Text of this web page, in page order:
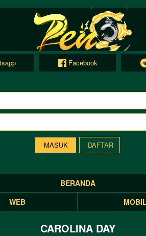
Facebook
DAFTAR
BERANDA
WEB
CAROLINA DAY